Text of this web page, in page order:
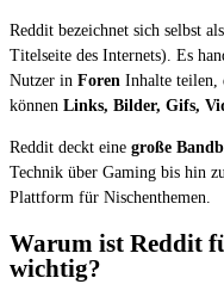
Reddit bezeichnet sich selbst
Titelseite des Internets). Es
Nutzer in Foren Inhalte teilen,
können Links, Bilder, Gifs,
Reddit deckt eine große
Technik über Gaming bis hin
Plattform für Nischenthemen.
Warum ist Reddit
wichtig?